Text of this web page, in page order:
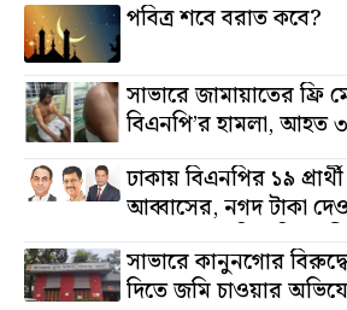
পবিত্র শবে বরাত কবে?
সাভারে জামায়াতের ফ্রি
বিএনপি’র হামলা, আহত ৩
ঢাকায় বিএনপির ১৯
আব্বাসের, নগদ টাকা
অস্থাবর সম্পত্তি
সাভারে কানুনগোর
দিতে জমি চাওয়ার